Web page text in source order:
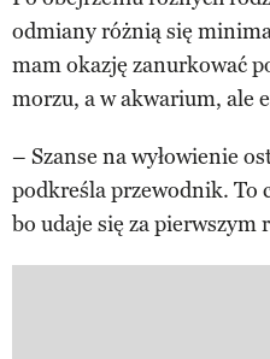
odmiany różnią się
mam okazję zanurkować
morzu, a w akwarium, ale
– Szanse na wyłowienie
podkreśla przewodnik. To
bo udaje się za pierwszym